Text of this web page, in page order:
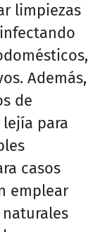
limpiezas
Además,
de
para
casos
emplear